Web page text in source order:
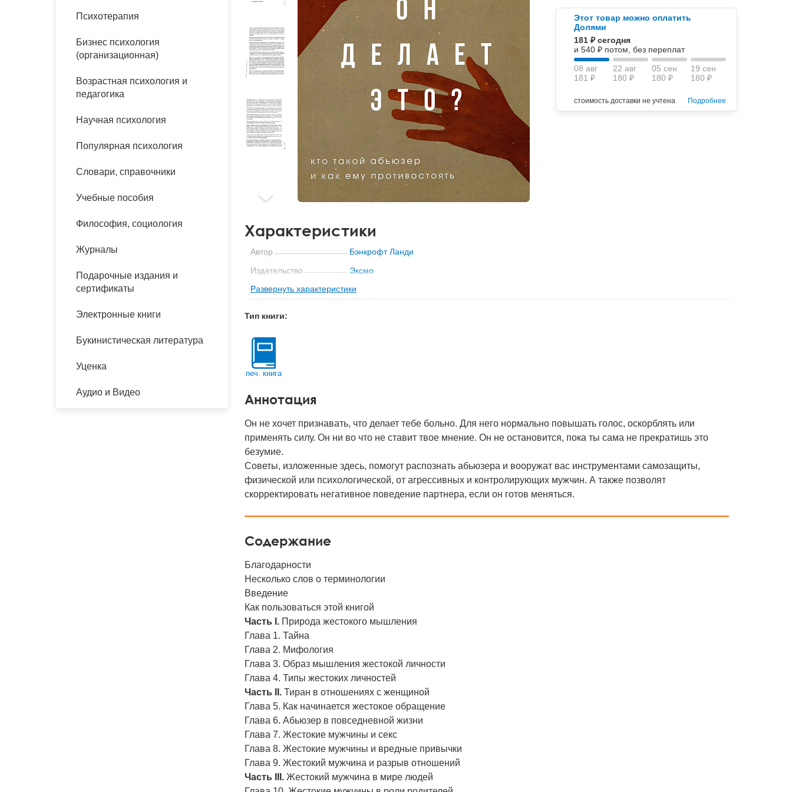
Расстройства пищевого
Тревожные расстройства,
Песочная терапия
Психодрама
Сказкотерапия
Другие направления
психотерапии
Классический, эриксоновский
Психология труда и
Психофизиология
Социальная психология
Социальная и
Учебная литература
Классический и юнгианский
Этот товар можно оплатить
Долями
181 ₽ сегодня
и 540 ₽ потом, без переплат
08 авг
181 ₽
22 авг
180 ₽
05 сен
180 ₽
19 сен
180 ₽
стоимость доставки не учтена Подробнее
Характеристики
Автор
Бэнкрофт Ланди
Издательство
Эксмо
Формат книги
215x166x21 мм
Кол-во стр
Год
Код
Развернуть характеристики
Тип книги:
печ. книга
Аннотация
Он не хочет признавать, что делает тебе больно. Для него нормально повышать голос, оскорблять или
применять силу. Он ни во что не ставит твое мнение. Он не остановится, пока ты сама не прекратишь это
безумие.
Советы, изложенные здесь, помогут распознать абьюзера и вооружат вас инструментами самозащиты,
физической или психологической, от агрессивных и контролирующих мужчин. А также позволят
скорректировать негативное поведение партнера, если он готов меняться.
Содержание
Благодарности
Несколько слов о терминологии
Введение
Как пользоваться этой книгой
Часть I. Природа жестокого мышления
Глава 1. Тайна
Глава 2. Мифология
Глава 3. Образ мышления жестокой личности
Глава 4. Типы жестоких личностей
Часть II. Тиран в отношениях с женщиной
Глава 5. Как начинается жестокое обращение
Глава 6. Абьюзер в повседневной жизни
Глава 7. Жестокие мужчины и секс
Глава 8. Жестокие мужчины и вредные привычки
Глава 9. Жестокий мужчина и разрыв отношений
Часть III. Жестокий мужчина в мире людей
Психотерапия
Бизнес психология
(организационная)
Возрастная психология и
педагогика
Научная психология
Популярная психология
Словари, справочники
Учебные пособия
Философия, социология
Журналы
Подарочные издания и
сертификаты
Электронные книги
Букинистическая литература
Уценка
Аудио и Видео